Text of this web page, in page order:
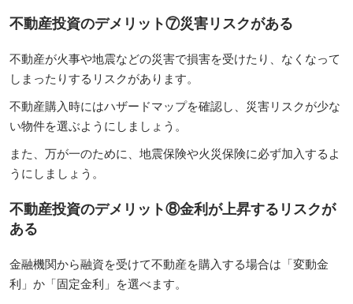
不動産投資のデメリット⑦災害リスクがある
不動産が火事や地震などの災害で損害を受けたり、なくなって
しまったりするリスクがあります。
不動産購入時にはハザードマップを確認し、災害リスクが少な
い物件を選ぶようにしましょう。
また、万が一のために、地震保険や火災保険に必ず加入するよ
うにしましょう。
不動産投資のデメリット⑧金利が上昇するリスクが
ある
金融機関から融資を受けて不動産を購入する場合は「変動金
利」か「固定金利」を選べます。